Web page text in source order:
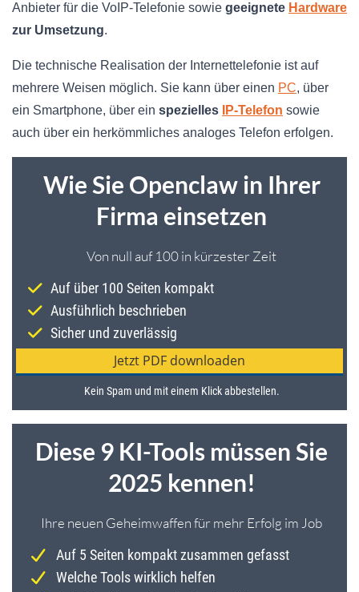
Anbieter für die VoIP-Telefonie sowie geeignete Hardware
zur Umsetzung.
Die technische Realisation der Internettelefonie ist auf
mehrere Weisen möglich. Sie kann über einen PC, über
ein Smartphone, über ein spezielles IP-Telefon sowie
auch über ein herkömmliches analoges Telefon erfolgen.